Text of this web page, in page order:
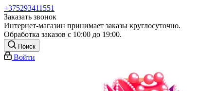
+375293411551
Заказать звонок
Интернет-магазин принимает заказы круглосуточно.
Обработка заказов с 10:00 до 19:00.
Поиск
Войти